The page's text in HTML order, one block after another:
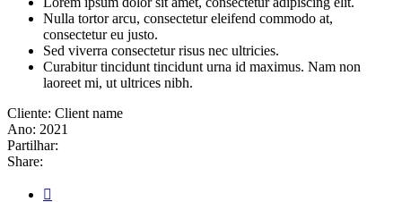
Nulla tortor arcu, consectetur eleifend commodo at,
consectetur eu justo.
Sed viverra consectetur risus nec ultricies.
Curabitur tincidunt tincidunt urna id maximus. Nam non
laoreet mi, ut ultrices nibh.
Cliente: Client name
Ano: 2021
Partilhar:
Share: